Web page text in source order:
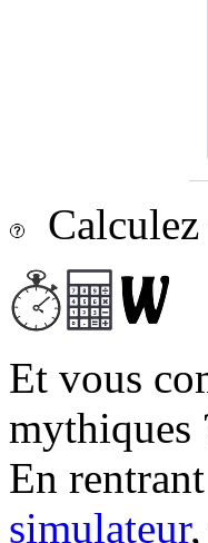
Et vous
mythiques
En
simulateur